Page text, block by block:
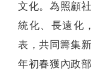
文化。為照顧
統化、長遠化
表，共同籌集
年初春獲內政